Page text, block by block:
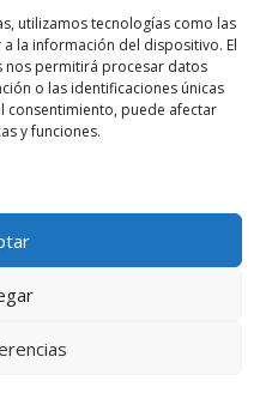
utilizamos tecnologías como las
la información del dispositivo. El
nos permitirá procesar datos
o las identificaciones únicas
consentimiento, puede afectar
y funciones.
website designed by